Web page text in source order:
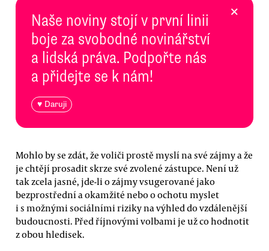
Naše noviny stojí v první linii
boje za svobodné novinářství
a lidská práva. Podpořte nás
a přidejte se k nám!
♥ Daruji
×
Mohlo by se zdát, že voliči prostě myslí na své zájmy a že
je chtějí prosadit skrze své zvolené zástupce. Není už
tak zcela jasné, jde-li o zájmy vsugerované jako
bezprostřední a okamžité nebo o ochotu myslet
i s možnými sociálními riziky na výhled do vzdálenější
budoucnosti. Před říjnovými volbami je už co hodnotit
z obou hledisek.